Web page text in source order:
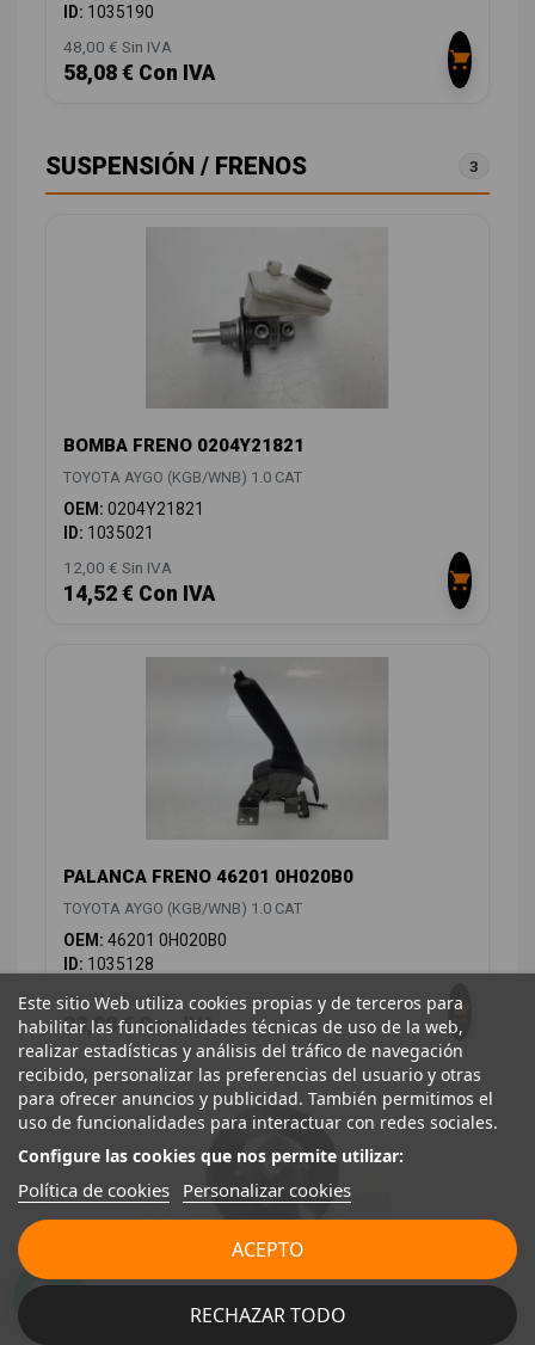
ID: 1035190
48,00 € Sin IVA
58,08 € Con IVA
SUSPENSIÓN / FRENOS 3
BOMBA FRENO 0204Y21821
TOYOTA AYGO (KGB/WNB) 1.0 CAT
OEM: 0204Y21821
ID: 1035021
12,00 € Sin IVA
14,52 € Con IVA
PALANCA FRENO 46201 0H020B0
TOYOTA AYGO (KGB/WNB) 1.0 CAT
OEM: 46201 0H020B0
ID: 1035128
28,00 € Sin IVA
33,88 € Con IVA
SERVOFRENO 472000H030A
Este sitio Web utiliza cookies propias y de terceros para
habilitar las funcionalidades técnicas de uso de la web,
realizar estadísticas y análisis del tráfico de navegación
recibido, personalizar las preferencias del usuario y otras
para ofrecer anuncios y publicidad. También permitimos el
uso de funcionalidades para interactuar con redes sociales.
Configure las cookies que nos permite utilizar:
Política de cookies Personalizar cookies
RECHAZAR TODO
ACEPTO